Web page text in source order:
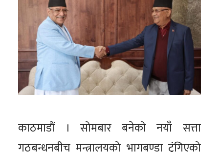
काठमाडौं । सोमबार बनेको नयाँ सत्ता
गठबन्धनबीच मन्त्रालयको भागबण्डा टुंगिएको